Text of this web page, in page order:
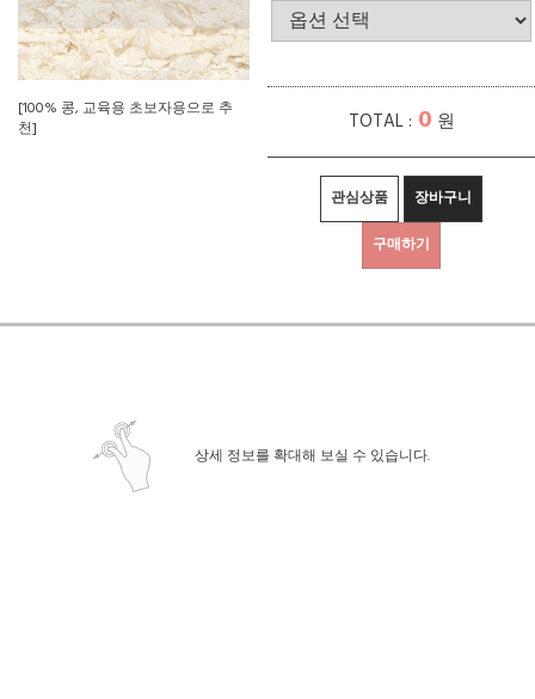
[100% 콩, 교육용 초보자용으로 추
천]
TOTAL : 0 원
관심상품
장바구니
구매하기
상세 정보를 확대해 보실 수 있습니다.